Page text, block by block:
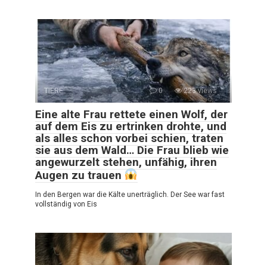
TIERE 0 223 views
Eine alte Frau rettete einen Wolf, der
auf dem Eis zu ertrinken drohte, und
als alles schon vorbei schien, traten
sie aus dem Wald… Die Frau blieb wie
angewurzelt stehen, unfähig, ihren
Augen zu trauen
In den Bergen war die Kälte unerträglich. Der See war fast
vollständig von Eis